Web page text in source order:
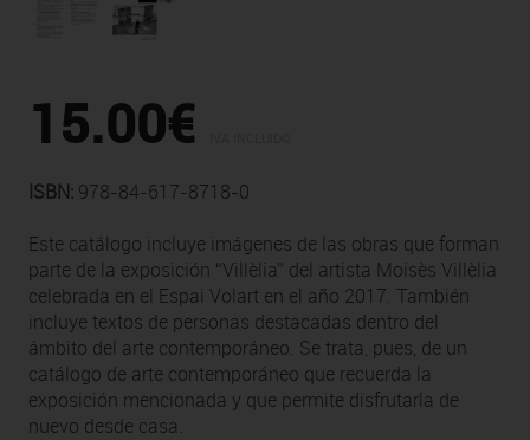
15.00€
ISBN: 978-84-617-8718-0
Este catálogo incluye imágenes de las obras que forman
parte de la exposición “Villèlia” del artista Moisès Villèlia
celebrada en el Espai Volart en el año 2017. También
incluye textos de personas destacadas dentro del
ámbito del arte contemporáneo. Se trata, pues, de un
catálogo de arte contemporáneo que recuerda la
exposición mencionada y que permite disfrutarla de
nuevo desde casa.